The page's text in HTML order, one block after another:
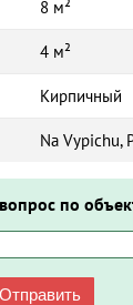
8 м²
4 м²
Кирпичный
Na Vypichu,
по
Отправить